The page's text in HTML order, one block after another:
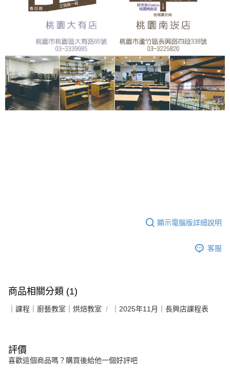
顯示電腦版詳細說明
客服
商品相關分類 (1)
｜課程｜廚藝教室｜烘焙教室 ｜2025年11月｜長興店課程表
評價
喜歡這個商品嗎？購買後給他一個好評吧